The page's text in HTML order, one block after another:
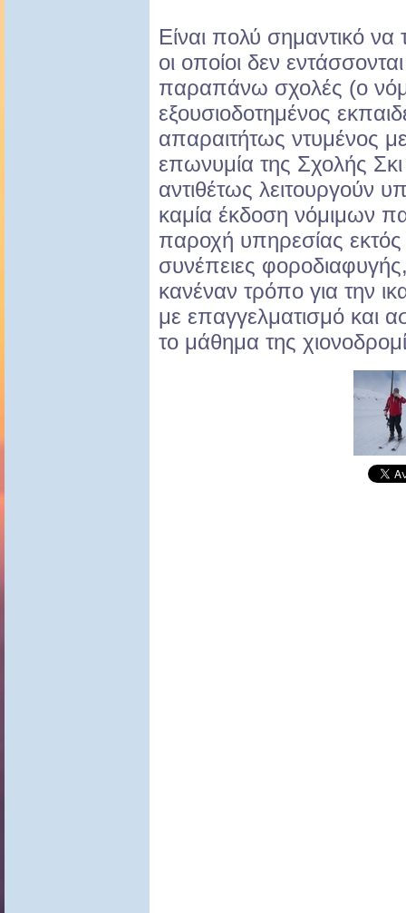
Είναι πολύ σημαντικό να
οι οποίοι δεν
παραπάνω σχολές (ο
εξουσιοδοτημένος
απαραιτήτως ντυμένος
επωνυμία της Σχολής
αντιθέτως λειτουργούν
καμία έκδοση νόμιμων
παροχή υπηρεσίας
συνέπειες
κανέναν τρόπο για την
με επαγγελματισμό και
το μάθημα της